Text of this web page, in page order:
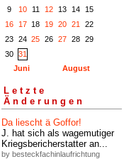
9
10 11 12 13 14
15
16
17 18 19 20 21
22
23
24 25 26 27 28
29
30
31
Juni
August
Letzte
Änderungen
Da liescht ä Goffor!
J. hat sich als wagemutiger
Kriegsbericherstatter an...
by besteckfachinlaufrichtung